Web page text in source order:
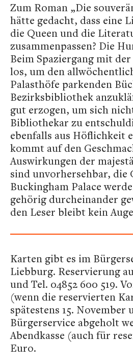
Zum Roman „Die
hätte gedacht, dass eine
die Queen und die
zusammenpassen? Die
Beim Spaziergang mit
los, um den
Palasthöfe parkenden
Bezirksbibliothek
gut erzogen, um sich
Bibliothekar zu
ebenfalls aus Höflichkeit
kommt auf den
Auswirkungen der
sind unvorhersehbar, die
Buckingham Palace
gehörig durcheinander
den Leser bleibt kein
Karten gibt es im
Liebburg. Reservierung
und Tel. 04852 600 519.
(wenn die reservierten
spätestens 15. November
Bürgerservice abgeholt
Abendkasse (auch für
Euro.